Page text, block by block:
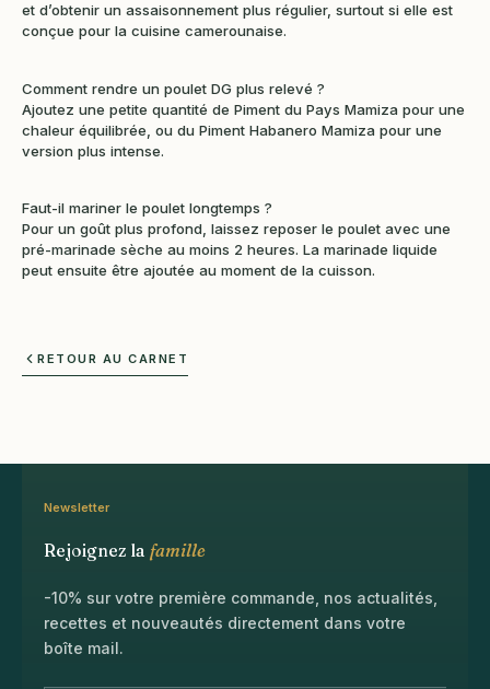
et d’obtenir un assaisonnement plus régulier, surtout si elle est
conçue pour la cuisine camerounaise.
Comment rendre un poulet DG plus relevé ?
Ajoutez une petite quantité de Piment du Pays Mamiza pour une
chaleur équilibrée, ou du Piment Habanero Mamiza pour une
version plus intense.
Faut-il mariner le poulet longtemps ?
Pour un goût plus profond, laissez reposer le poulet avec une
pré-marinade sèche au moins 2 heures. La marinade liquide
peut ensuite être ajoutée au moment de la cuisson.
RETOUR AU CARNET
Newsletter
Rejoignez la famille
-10% sur votre première commande, nos actualités,
recettes et nouveautés directement dans votre
boîte mail.